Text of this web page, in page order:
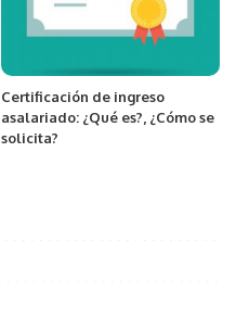
Certificación de ingreso
asalariado: ¿Qué es?, ¿Cómo se
solicita?